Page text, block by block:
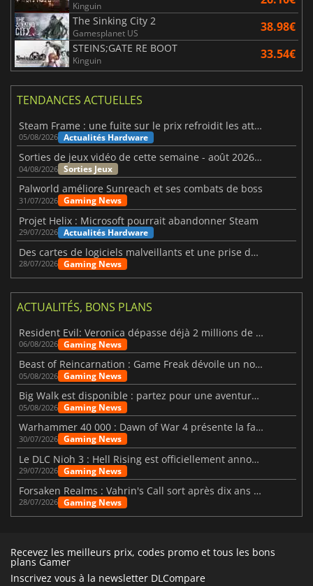
Kinguin
The Sinking City 2
Gamesplanet US 38.98€
STEINS;GATE RE BOOT
Kinguin 33.54€
TENDANCES ACTUELLES
Steam Frame : une fuite sur le prix refroidit les attentes VR
05/08/2026 Actualités Hardware
Sorties de jeux vidéo de cette semaine - août 2026 (semaine 32)
04/08/2026 Sorties Jeux
Palworld améliore Sunreach et ses combats de boss
31/07/2026 Gaming News
Projet Helix : Microsoft pourrait abandonner Steam
29/07/2026 Actualités Hardware
Des cartes de logiciels malveillants et une prise de contrôle de Discord ont touché Meccha Chameleon
28/07/2026 Gaming News
ACTUALITÉS, BONS PLANS
Resident Evil: Veronica dépasse déjà 2 millions de wishlists
06/08/2026 Gaming News
Beast of Reincarnation : Game Freak dévoile un nouveau pari
05/08/2026 Gaming News
Big Walk est disponible : partez pour une aventure entre amis
05/08/2026 Gaming News
Warhammer 40 000 : Dawn of War 4 présente la faction des Nécrons
30/07/2026 Gaming News
Le DLC Nioh 3 : Hell Rising est officiellement annoncé
29/07/2026 Gaming News
Forsaken Realms : Vahrin's Call sort après dix ans de développement
28/07/2026 Gaming News
Recevez les meilleurs prix, codes promo et tous les bons
plans Gamer
Inscrivez vous à la newsletter DLCompare